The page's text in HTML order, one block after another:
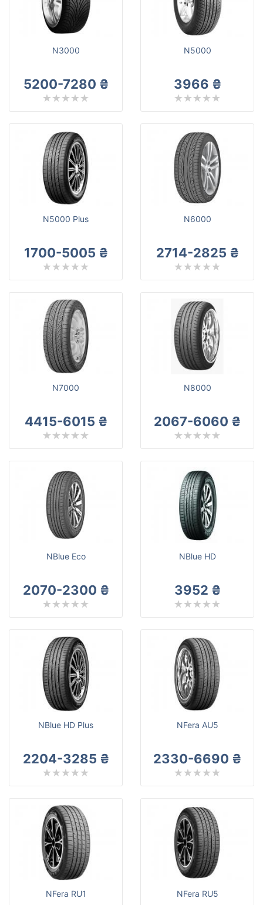
N3000
5200-7280 ₴
N5000
3966 ₴
N5000 Plus
1700-5005 ₴
N6000
2714-2825 ₴
N7000
4415-6015 ₴
N8000
2067-6060 ₴
NBlue Eco
2070-2300 ₴
NBlue HD
3952 ₴
NBlue HD Plus
2204-3285 ₴
NFera AU5
2330-6690 ₴
NFera RU1 NFera RU5